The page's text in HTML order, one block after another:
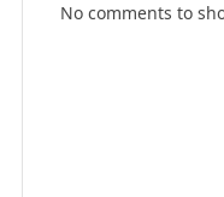
No comments to